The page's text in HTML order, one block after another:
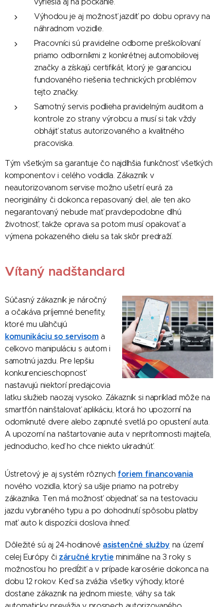
vyriešia aj na počkanie.
Výhodou je aj možnosť jazdiť po dobu opravy na
náhradnom vozidle.
Pracovníci sú pravidelne odborne preškoľovaní
priamo odborníkmi z konkrétnej automobilovej
značky a získajú certifikát, ktorý je garanciou
fundovaného riešenia technických problémov
tejto značky.
Samotný servis podlieha pravidelným auditom a
kontrole zo strany výrobcu a musí si tak vždy
obhájiť status autorizovaného a kvalitného
pracoviska.
Tým všetkým sa garantuje čo najdlhšia funkčnosť všetkých
komponentov i celého vodidla. Zákazník v
neautorizovanom servise možno ušetrí eurá za
neoriginálny či dokonca repasovaný diel, ale ten ako
negarantovaný nebude mať pravdepodobne dlhú
životnosť, takže oprava sa potom musí opakovať a
výmena pokazeného dielu sa tak skôr predraží.
Vítaný nadštandard
Súčasný zákazník je náročný
a očakáva príjemné benefity,
ktoré mu uľahčujú
komunikáciu so servisom a
celkovo manipuláciu s autom i
samotnú jazdu. Pre lepšiu
konkurencieschopnosť
nastavujú niektorí predajcovia
latku služieb naozaj vysoko. Zákazník si napríklad môže na
smartfón nainštalovať aplikáciu, ktorá ho upozorní na
odomknuté dvere alebo zapnuté svetlá po opustení auta.
A upozorní na naštartovanie auta v neprítomnosti majiteľa,
jednoducho, keď ho chce niekto ukradnúť.
Ústretový je aj systém rôznych foriem financovania
nového vozidla, ktorý sa ušije priamo na potreby
zákazníka. Ten má možnosť objednať sa na testovaciu
jazdu vybraného typu a po dohodnutí spôsobu platby
mať auto k dispozícii doslova ihneď.
Dôležité sú aj 24-hodinové asistenčné služby na území
celej Európy či záručné krytie minimálne na 3 roky s
možnosťou ho predĺžiť a v prípade karosérie dokonca na
dobu 12 rokov. Keď sa zvážia všetky výhody, ktoré
dostane zákazník na jednom mieste, váhy sa tak